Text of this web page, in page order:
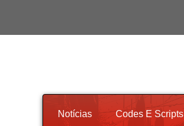
Notícias Codes E Scripts